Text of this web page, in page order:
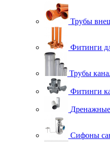
Трубы
Фитинги
Трубы
Фитинги
Сифоны